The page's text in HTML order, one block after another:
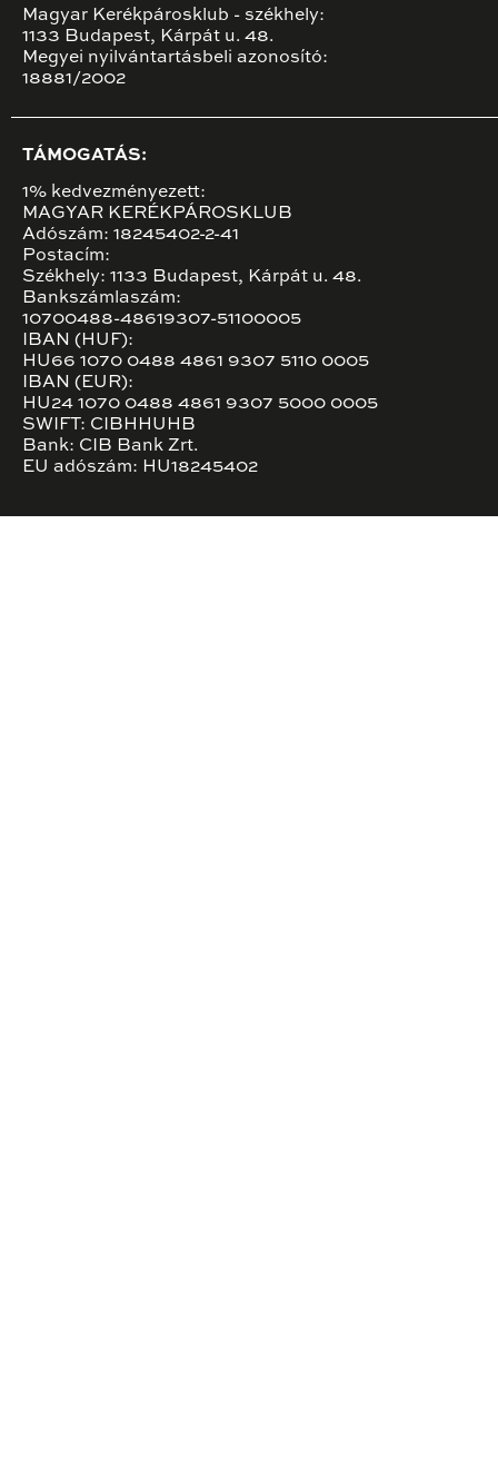
Magyar Kerékpárosklub - székhely:
1133 Budapest, Kárpát u. 48.
Megyei nyilvántartásbeli azonosító:
18881/2002
TÁMOGATÁS:
1% kedvezményezett:
MAGYAR KERÉKPÁROSKLUB
Adószám: 18245402-2-41
Postacím:
Székhely: 1133 Budapest, Kárpát u. 48.
Bankszámlaszám:
10700488-48619307-51100005
IBAN (HUF):
HU66 1070 0488 4861 9307 5110 0005
IBAN (EUR):
HU24 1070 0488 4861 9307 5000 0005
SWIFT: CIBHHUHB
Bank: CIB Bank Zrt.
EU adószám: HU18245402